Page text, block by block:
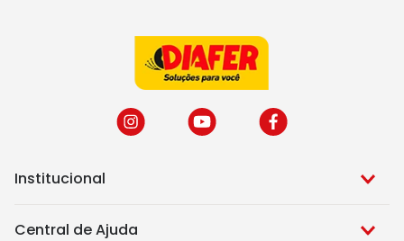
Institucional
Central de Ajuda